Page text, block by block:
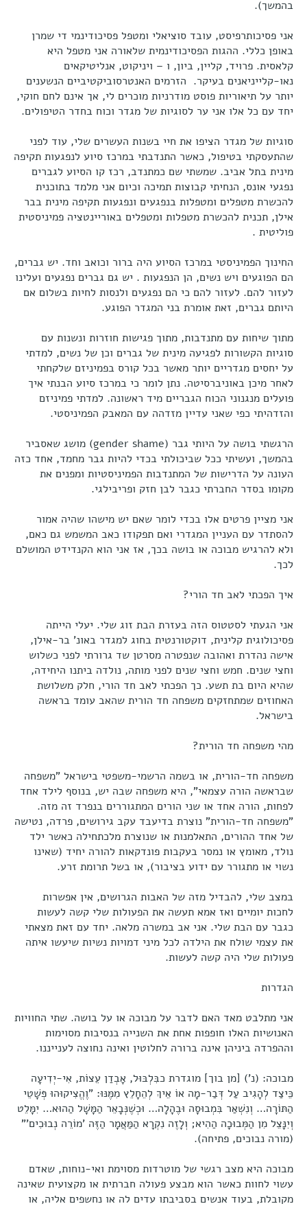
בהמשך).
אני פסיכותרפיסט, עובד סוציאלי ומטפל פסיכודינמי די שמרן
באופן כללי. ההגות הפסיכודינמית שלאורה אני מטפל היא
קלאסית. פרויד, קליין, ביון, ו – ויניקוט, אנליטיקאים
נאו-קלייניאנים בעיקר. הזרמים האנטרסוביקטיביים הנשענים
יותר על תיאוריות פוסט מודרניות מוכרים לי, אך אינם לחם חוקי,
יחד עם כל אלו אני ער לסוגיות של מגדר וכוח בחדר הטיפולים.
סוגיות של מגדר הציפו את חיי בשנות העשרים שלי, עוד לפני
שהתעסקתי בטיפול, כאשר התנדבתי במרכז סיוע לנפגעות תקיפה
מינית בתל אביב. שמשתי שם כמתנדב, רכז קו הסיוע לגברים
נפגעי אונס, הנחיתי קבוצות תמיכה וכיום אני מלמד בתוכנית
להכשרת מטפלים ומטפלות בנפגעים ונפגעות תקיפה מינית בבר
אילן, תכנית להכשרת מטפלות ומטפלים באוריינטציה פמיניסטית
פוליטית .
החינוך הפמיניסטי במרכז הסיוע היה ברור וכואב וחד. יש גברים,
הם הפוגעים ויש נשים, הן הנפגעות . יש גם גברים נפגעים ועלינו
לעזור להם. לעזור להם כי הם נפגעים ולנסות לחיות בשלום אם
היותם גברים, זאת אומרת בני המגדר הפוגע.
מתוך שיחות עם מתנדבות, מתוך פגישות חוזרות ונשנות עם
סוגיות הקשורות לפגיעה מינית של גברים וכן של נשים, למדתי
על יחסים מגדריים יותר מאשר בכל קורס בפמיניזם שלקחתי
לאחר מיכן באוניברסיטה. נתן לומר כי במרכז סיוע הבנתי איך
פועלים מנגנוני הכוח הגבריים מיד ראשונה. למדתי פמיניזם
והזדהיתי כפי שאני עדיין מזדהה עם המאבק הפמיניסטי.
הרגשתי בושה על היותי גבר (gender shame) מושג שאסביר
בהמשך, ועשיתי ככל שביכולתי בכדי להיות גבר מחמד, אחד כזה
העונה על הדרישות של המתנדבות הפמיניסטיות ומפנים את
מקומו בסדר החברתי כגבר לבן חזק ופריבילגי.
אני מציין פרטים אלו בכדי לומר שאם יש מישהו שהיה אמור
להסתדר עם העניין המגדרי ואם תפקודו כאב המשמש גם כאם,
ולא להרגיש מבוכה או בושה בכך, אז אני הוא הקנדידט המושלם
לכך.
איך הפכתי לאב חד הורי?
אני הגעתי לסטטוס הזה בעזרת הבת זוג שלי. יעלי הייתה
פסיכולוגית קלינית, דוקטורנטית בחוג למגדר באונ' בר-אילן,
אישה נהדרת ואהובה שנפטרה מסרטן שד גרורתי לפני כשלוש
וחצי שנים. חמש וחצי שנים לפני מותה, נולדה ביתנו היחידה,
שהיא היום בת תשע. כך הפכתי לאב חד הורי, חלק משלושת
האחוזים שמתחזקים משפחה חד הורית שהאב עומד בראשה
בישראל.
מהי משפחה חד הורית?
משפחה חד-הורית, או בשמה הרשמי-משפטי בישראל "משפחה
שבראשה הורה עצמאי", היא משפחה שבה יש, בנוסף לילד אחד
לפחות, הורה אחד או שני הורים המתגוררים בנפרד זה מזה.
"משפחה חד-הורית" נוצרת בדיעבד עקב גירושים, פרדה, נטישה
של אחד ההורים, התאלמנות או שנוצרת מלכתחילה כאשר ילד
נולד, מאומץ או נמסר בעקבות פונדקאות להורה יחיד (שאינו
נשוי או מתגורר עם ידוע בציבור), או בשל תרומת זרע.
במצב שלי, להבדיל מזה של האבות הגרושים, אין אפשרות
לחכות יומיים ואז אמא תעשה את הפעולות שלי קשה לעשות
כגבר עם הבת שלי. אני אב במשרה מלאה. יחד עם זאת מצאתי
את עצמי שולח את הילדה לכל מיני דמויות נשיות שיעשו איתה
פעולות שלי היה קשה לעשות.
הגדרות
אני מתלבט מאד האם לדבר על מבוכה או על בושה. שתי החוויות
האנושיות האלו חופפות אחת את השנייה בנסיבות מסוימות
וההפרדה ביניהן אינה ברורה לחלוטין ואינה נחוצה לענייננו.
מבוכה: (נ') [מן בוך] מוגדרת כבִּלְבּוּל, אָבְדַן עֵצוֹת, אִי-יְדִיעָה
כֵּיצַד לְהָגִיב עַל דְּבַר-מָה אוֹ אֵיךְ לְהֵחָלֵץ מִמֶּנּוּ: "וֶהֱצִיקוּהוּ פְּשָׁטֵי
הַתּוֹרָה… וְנִשְׁאַר בִּמְבוּסָה וּבֶהָלָה… וּכְשֶׁנְּבָאֵר הַמָּשָׁל הַהוּא… יִמָּלֵט
וְיִנָּצֵל מִן הַמְּבוּכָה הַהִיא; וְלָזֶה נִקְרָא הַמַּאֲמָר הַזֶּה 'מוֹרֵה נְבוּכִים'"
(מורה נבוכים, פתיחה).
מבוכה היא מצב רגשי של מוטרדות מסוימת ואי-נוחות, שאדם
עשוי לחוות כאשר הוא מבצע פעולה חברתית או מקצועית שאינה
מקובלת, בעוד אנשים בסביבתו עדים לה או נחשפים אליה, או